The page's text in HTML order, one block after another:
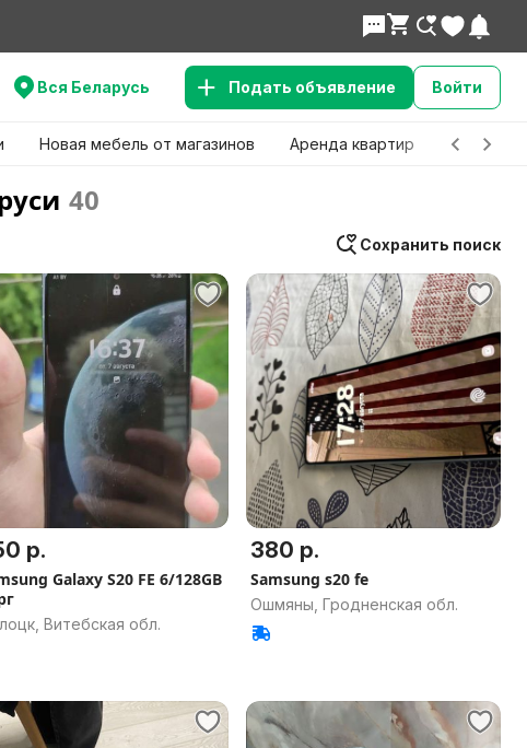
Вся Беларусь Подать объявление Войти
Новая мебель от магазинов Аренда квартир Детские
40
Сохранить поиск
р.
Galaxy S20 FE 6/128GB
Витебская обл.
380 р.
Samsung s20 fe
Ошмяны, Гродненская обл.